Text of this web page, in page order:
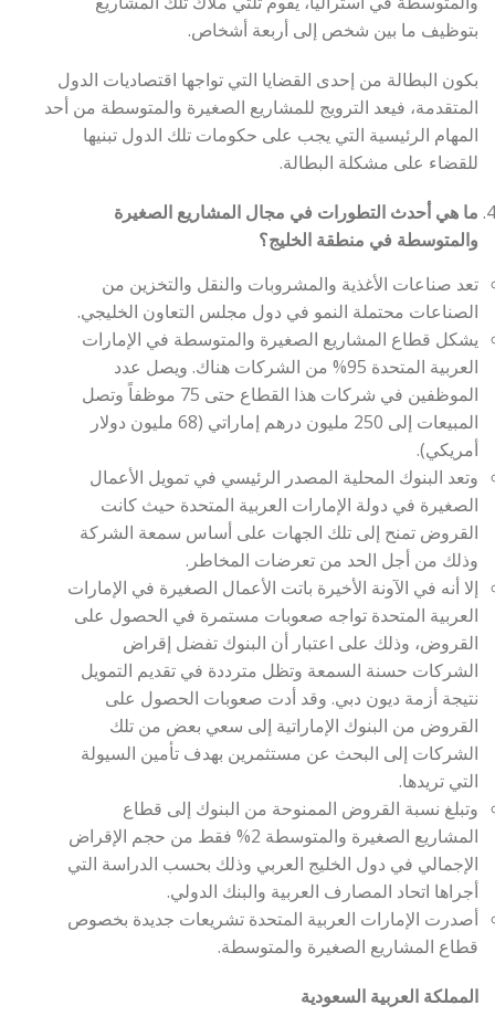
بتوظيف ما بين شخص إلى أربعة أشخاص.
بكون البطالة من إحدى القضايا التي تواجها اقتصاديات الدول
المتقدمة، فيعد الترويج للمشاريع الصغيرة والمتوسطة من أحد
المهام الرئيسية التي يجب على حكومات تلك الدول تبنيها
للقضاء على مشكلة البطالة.
ما هي أحدث التطورات في مجال المشاريع الصغيرة
والمتوسطة في منطقة الخليج؟
تعد صناعات الأغذية والمشروبات والنقل والتخزين من
الصناعات محتملة النمو في دول مجلس التعاون الخليجي.
يشكل قطاع المشاريع الصغيرة والمتوسطة في الإمارات
العربية المتحدة 95% من الشركات هناك. ويصل عدد
الموظفين في شركات هذا القطاع حتى 75 موظفاً وتصل
المبيعات إلى 250 مليون درهم إماراتي (68 مليون دولار
أمريكي).
وتعد البنوك المحلية المصدر الرئيسي في تمويل الأعمال
الصغيرة في دولة الإمارات العربية المتحدة حيث كانت
القروض تمنح إلى تلك الجهات على أساس سمعة الشركة
وذلك من أجل الحد من تعرضات المخاطر.
إلا أنه في الآونة الأخيرة باتت الأعمال الصغيرة في الإمارات
العربية المتحدة تواجه صعوبات مستمرة في الحصول على
القروض، وذلك على اعتبار أن البنوك تفضل إقراض
الشركات حسنة السمعة وتظل مترددة في تقديم التمويل
نتيجة أزمة ديون دبي. وقد أدت صعوبات الحصول على
القروض من البنوك الإماراتية إلى سعي بعض من تلك
الشركات إلى البحث عن مستثمرين بهدف تأمين السيولة
التي تريدها.
وتبلغ نسبة القروض الممنوحة من البنوك إلى قطاع
المشاريع الصغيرة والمتوسطة 2% فقط من حجم الإقراض
الإجمالي في دول الخليج العربي وذلك بحسب الدراسة التي
أجراها اتحاد المصارف العربية والبنك الدولي.
أصدرت الإمارات العربية المتحدة تشريعات جديدة بخصوص
قطاع المشاريع الصغيرة والمتوسطة.
المملكة العربية السعودية